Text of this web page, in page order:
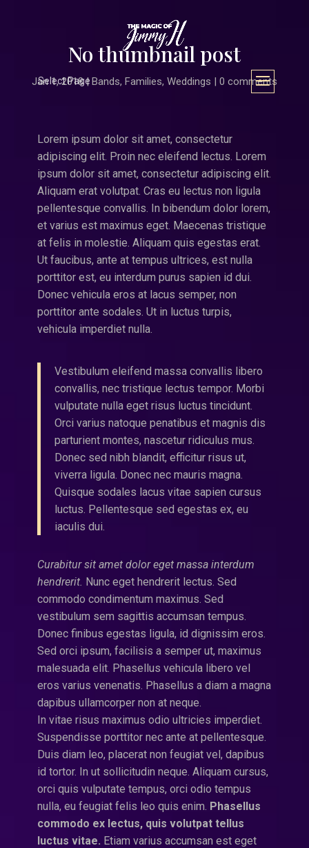
Select Page
No thumbnail post
Jan 1, 2018|Bands, Families, Weddings | 0 comments
Lorem ipsum dolor sit amet, consectetur
adipiscing elit. Proin nec eleifend lectus. Lorem
ipsum dolor sit amet, consectetur adipiscing elit.
Aliquam erat volutpat. Cras eu lectus non ligula
pellentesque convallis. In bibendum dolor lorem,
et varius est maximus eget. Maecenas tristique
at felis in molestie. Aliquam quis egestas erat.
Ut faucibus, ante at tempus ultrices, est nulla
porttitor est, eu interdum purus sapien id dui.
Donec vehicula eros at lacus semper, non
porttitor ante sodales. Ut in luctus turpis,
vehicula imperdiet nulla.
Vestibulum eleifend massa convallis libero
convallis, nec tristique lectus tempor. Morbi
vulputate nulla eget risus luctus tincidunt.
Orci varius natoque penatibus et magnis dis
parturient montes, nascetur ridiculus mus.
Donec sed nibh blandit, efficitur risus ut,
viverra ligula. Donec nec mauris magna.
Quisque sodales lacus vitae sapien cursus
luctus. Pellentesque sed egestas ex, eu
iaculis dui.
Curabitur sit amet dolor eget massa interdum
hendrerit. Nunc eget hendrerit lectus. Sed
commodo condimentum maximus. Sed
vestibulum sem sagittis accumsan tempus.
Donec finibus egestas ligula, id dignissim eros.
Sed orci ipsum, facilisis a semper ut, maximus
malesuada elit. Phasellus vehicula libero vel
eros varius venenatis. Phasellus a diam a magna
dapibus ullamcorper non at neque.
In vitae risus maximus odio ultricies imperdiet.
Suspendisse porttitor nec ante at pellentesque.
Duis diam leo, placerat non feugiat vel, dapibus
id tortor. In ut sollicitudin neque. Aliquam cursus,
orci quis vulputate tempus, orci odio tempus
nulla, eu feugiat felis leo quis enim. Phasellus
commodo ex lectus, quis volutpat tellus
luctus vitae. Etiam varius accumsan est eget